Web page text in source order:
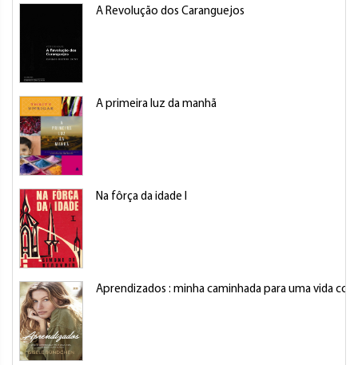
A Revolução dos Caranguejos
A primeira luz da manhã
Na fôrça da idade I
Aprendizados : minha caminhada para uma vida